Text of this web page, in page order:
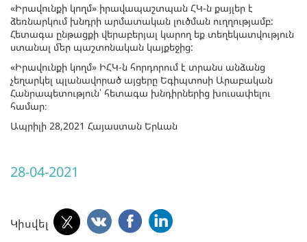
«Իրավունքի կողմ» իրավապաշտպան ՀԿ-ն քայլեր է
ձեռնարկում խնդրի արմատական լուծման ուղղությամբ:
Հետագա ընթացքի վերաբերյալ կարող եք տեղեկատվություն
ստանալ մեր պաշտոնական կայքեջից:
«Իրավունքի կողմ» ԻՀԿ-ն հորդորում է տրանս անձանց
չեղարկել պլանավորած այցերը Եգիպտոսի Արաբական
Հանրապետություն՝ հետագա խնդիրներից խուսափելու
համար։
Ապրիլի 28,2021 Հայաստան Երևան
28-04-2021
Կիսվել